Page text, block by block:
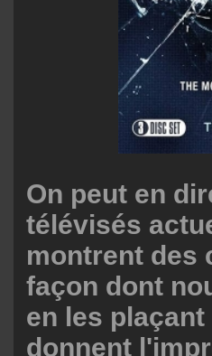
On peut en
télévisés
montrent des
façon dont
en les
donnent